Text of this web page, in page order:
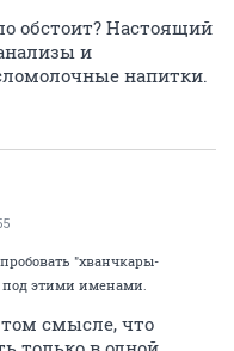
обстоит? Настоящий
и
напитки.
"хванчкары-
под этими именами.
том смысле, что